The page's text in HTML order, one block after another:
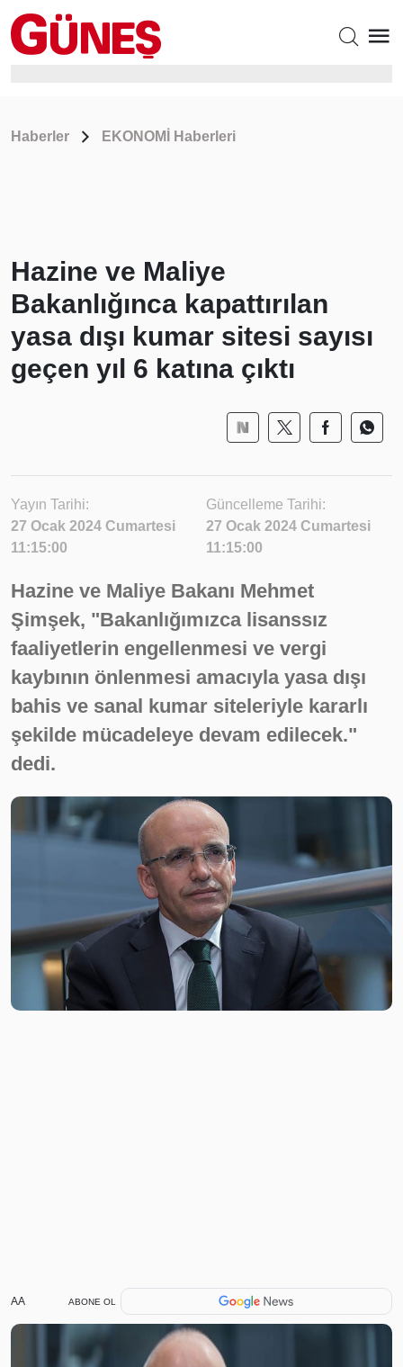
Haberler EKONOMİ Haberleri
Hazine ve Maliye
Bakanlığınca kapattırılan
yasa dışı kumar sitesi sayısı
geçen yıl 6 katına çıktı
Yayın Tarihi:
27 Ocak 2024 Cumartesi
11:15:00
Güncelleme Tarihi:
27 Ocak 2024 Cumartesi
11:15:00
Hazine ve Maliye Bakanı Mehmet
Şimşek, "Bakanlığımızca lisanssız
faaliyetlerin engellenmesi ve vergi
kaybının önlenmesi amacıyla yasa dışı
bahis ve sanal kumar siteleriyle kararlı
şekilde mücadeleye devam edilecek."
dedi.
AA ABONE OL